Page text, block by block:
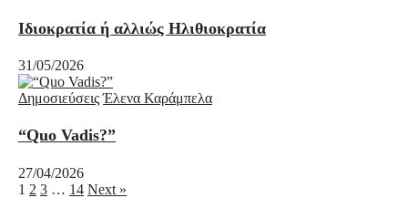
Ιδιοκρατία ή αλλιώς Ηλιθιοκρατία
31/05/2026
Δημοσιεύσεις Έλενα Καράμπελα
“Quo Vadis?”
27/04/2026
1 2 3 … 14 Next »